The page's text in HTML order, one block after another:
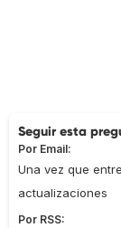
Seguir esta
Por Email:
Una vez que
actualizaciones
Por RSS: